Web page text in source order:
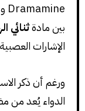
بين مادةثنائي
الإشارات
ورغم أن ذكر
الدواء يُعد من